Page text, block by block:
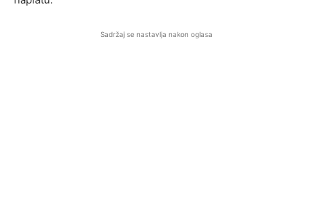
Sadržaj se nastavlja nakon oglasa